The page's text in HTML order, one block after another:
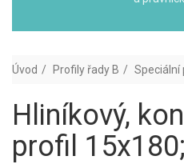
Úvod Profily řady B Speciální
Hliníkový,
profil